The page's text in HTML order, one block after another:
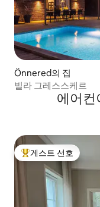
Önnered의 집
빌라 그레스스케르
에어컨
상위 게스트 선호
게스트 선호